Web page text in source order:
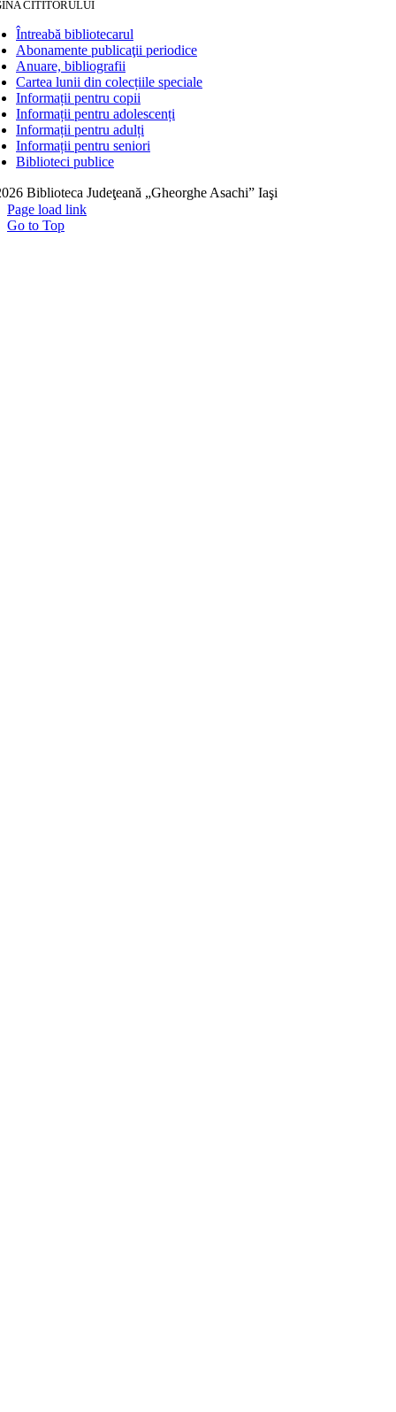
CITITORULUI
Întreabă bibliotecarul
Abonamente publicaţii periodice
Anuare, bibliografii
Cartea lunii din colecțiile speciale
Informații pentru copii
Informații pentru adolescenți
Informații pentru adulți
Informații pentru seniori
Biblioteci publice
Biblioteca Judeţeană „Gheorghe Asachi” Iaşi
Page load link
Go to Top